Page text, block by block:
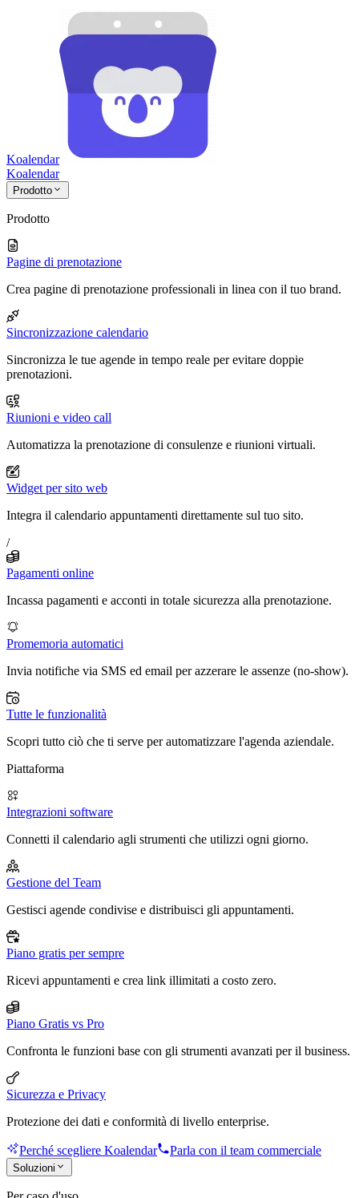
Koalendar
Koalendar
Prodotto
Prodotto
Pagine di prenotazione
Crea pagine di prenotazione professionali in linea con il tuo brand.
Sincronizzazione calendario
Sincronizza le tue agende in tempo reale per evitare doppie
prenotazioni.
Riunioni e video call
Automatizza la prenotazione di consulenze e riunioni virtuali.
Widget per sito web
Integra il calendario appuntamenti direttamente sul tuo sito.
/
Pagamenti online
Incassa pagamenti e acconti in totale sicurezza alla prenotazione.
Promemoria automatici
Invia notifiche via SMS ed email per azzerare le assenze (no-show).
Tutte le funzionalità
Scopri tutto ciò che ti serve per automatizzare l'agenda aziendale.
Piattaforma
Integrazioni software
Connetti il calendario agli strumenti che utilizzi ogni giorno.
Gestione del Team
Gestisci agende condivise e distribuisci gli appuntamenti.
Piano gratis per sempre
Ricevi appuntamenti e crea link illimitati a costo zero.
Piano Gratis vs Pro
Confronta le funzioni base con gli strumenti avanzati per il business.
Sicurezza e Privacy
Protezione dei dati e conformità di livello enterprise.
Perché scegliere Koalendar Parla con il team commerciale
Soluzioni